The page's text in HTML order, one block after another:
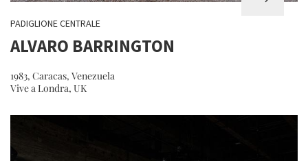
PADIGLIONE CENTRALE
ALVARO BARRINGTON
1983, Caracas, Venezuela
Vive a Londra, UK